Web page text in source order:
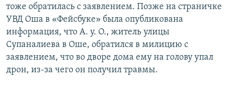
тоже обратилась с заявлением. Позже на страничке
УВД Оша в «Фейсбуке» была опубликована
информация, что А. у. О., житель улицы
Супаналиева в Оше, обратился в милицию с
заявлением, что во дворе дома ему на голову упал
дрон, из-за чего он получил травмы.